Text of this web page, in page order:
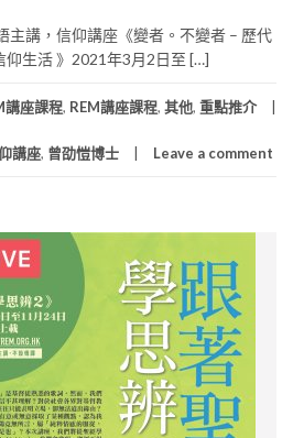
主講，信仰講座《變者。不變者 – 歷代
仰生活 》2021年3月2日至 […]
講座課程, REM講座課程, 其他, 重點推介
講座, 曾劭愷博士 Leave a comment